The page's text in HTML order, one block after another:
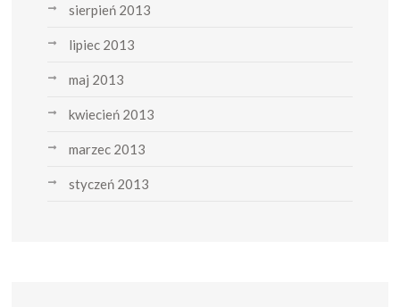
sierpień 2013
lipiec 2013
maj 2013
kwiecień 2013
marzec 2013
styczeń 2013